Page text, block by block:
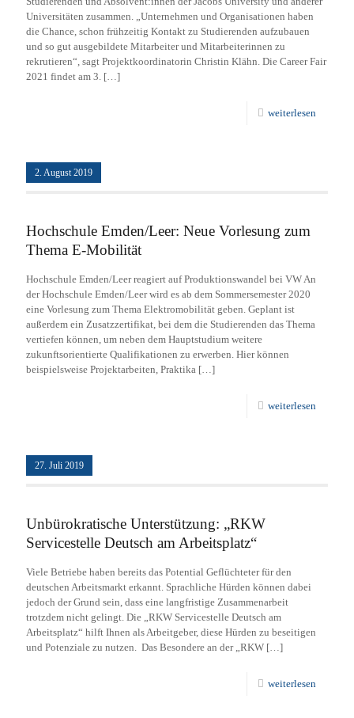
Universitäten zusammen. „Unternehmen und Organisationen haben
die Chance, schon frühzeitig Kontakt zu Studierenden aufzubauen
und so gut ausgebildete Mitarbeiter und Mitarbeiterinnen zu
rekrutieren“, sagt Projektkoordinatorin Christin Klähn. Die Career Fair
2021 findet am 3. […]
weiterlesen
2. August 2019
Hochschule Emden/Leer: Neue Vorlesung zum
Thema E-Mobilität
Hochschule Emden/Leer reagiert auf Produktionswandel bei VW An
der Hochschule Emden/Leer wird es ab dem Sommersemester 2020
eine Vorlesung zum Thema Elektromobilität geben. Geplant ist
außerdem ein Zusatzzertifikat, bei dem die Studierenden das Thema
vertiefen können, um neben dem Hauptstudium weitere
zukunftsorientierte Qualifikationen zu erwerben. Hier können
beispielsweise Projektarbeiten, Praktika […]
weiterlesen
27. Juli 2019
Unbürokratische Unterstützung: „RKW
Servicestelle Deutsch am Arbeitsplatz“
Viele Betriebe haben bereits das Potential Geflüchteter für den
deutschen Arbeitsmarkt erkannt. Sprachliche Hürden können dabei
jedoch der Grund sein, dass eine langfristige Zusammenarbeit
trotzdem nicht gelingt. Die „RKW Servicestelle Deutsch am
Arbeitsplatz“ hilft Ihnen als Arbeitgeber, diese Hürden zu beseitigen
und Potenziale zu nutzen. Das Besondere an der „RKW […]
weiterlesen